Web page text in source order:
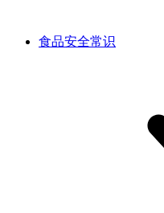
食品安全常识